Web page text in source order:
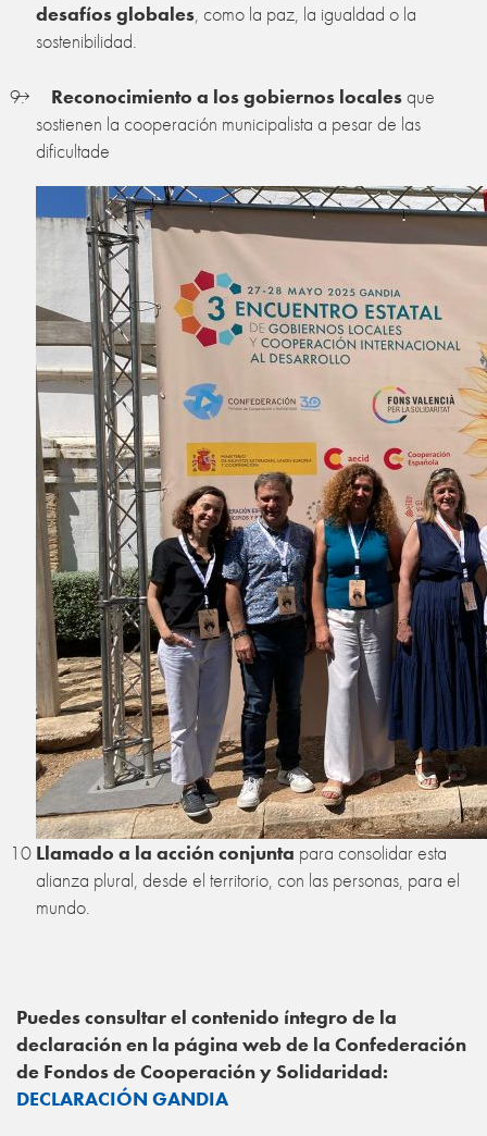
desafíos globales, como la paz, la igualdad o la
sostenibilidad.
9. Reconocimiento a los gobiernos localesque
sostienen la cooperación municipalista a pesar de las
dificultade
10 Llamado a la acción conjunta para consolidar esta
alianza plural, desde el territorio, con las personas, para el
mundo.
Puedes consultar el contenido íntegro de la
declaración en la página web de la Confederación
de Fondos de Cooperación y Solidaridad:
DECLARACIÓN GANDIA